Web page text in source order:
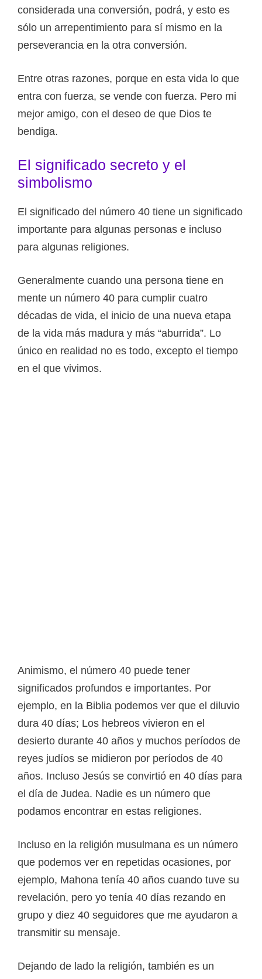
considerada una conversión, podrá, y esto es
sólo un arrepentimiento para sí mismo en la
perseverancia en la otra conversión.
Entre otras razones, porque en esta vida lo que
entra con fuerza, se vende con fuerza. Pero mi
mejor amigo, con el deseo de que Dios te
bendiga.
El significado secreto y el
simbolismo
El significado del número 40 tiene un significado
importante para algunas personas e incluso
para algunas religiones.
Generalmente cuando una persona tiene en
mente un número 40 para cumplir cuatro
décadas de vida, el inicio de una nueva etapa
de la vida más madura y más “aburrida”. Lo
único en realidad no es todo, excepto el tiempo
en el que vivimos.
Animismo, el número 40 puede tener
significados profundos e importantes. Por
ejemplo, en la Biblia podemos ver que el diluvio
dura 40 días; Los hebreos vivieron en el
desierto durante 40 años y muchos períodos de
reyes judíos se midieron por períodos de 40
años. Incluso Jesús se convirtió en 40 días para
el día de Judea. Nadie es un número que
podamos encontrar en estas religiones.
Incluso en la religión musulmana es un número
que podemos ver en repetidas ocasiones, por
ejemplo, Mahona tenía 40 años cuando tuve su
revelación, pero yo tenía 40 días rezando en
grupo y diez 40 seguidores que me ayudaron a
transmitir su mensaje.
Dejando de lado la religión, también es un